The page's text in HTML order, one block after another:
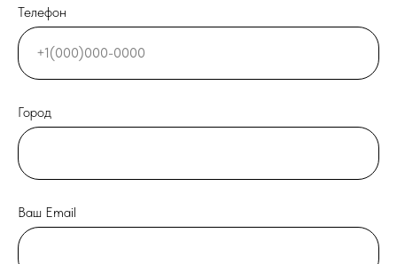
Телефон
Город
Ваш Email